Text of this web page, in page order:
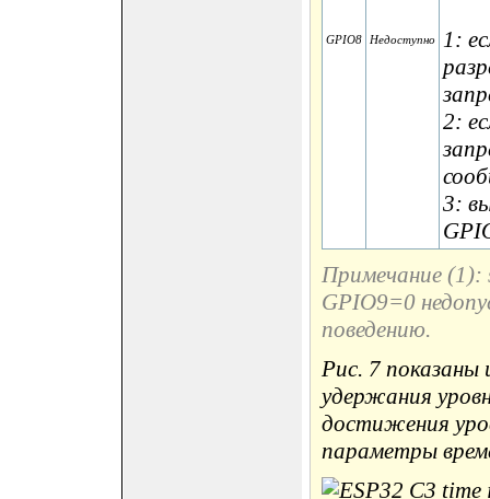
GPIO8 Недоступно 1:
2:
3:
Примечание (1):
GPIO9=0
поведению.
Рис. 7 показаны
удержания
достижения
параметры